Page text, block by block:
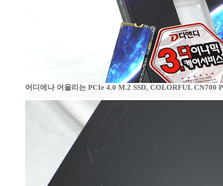
어디에나 어울리는 PCIe 4.0 M.2 SSD, COLORFUL CN700